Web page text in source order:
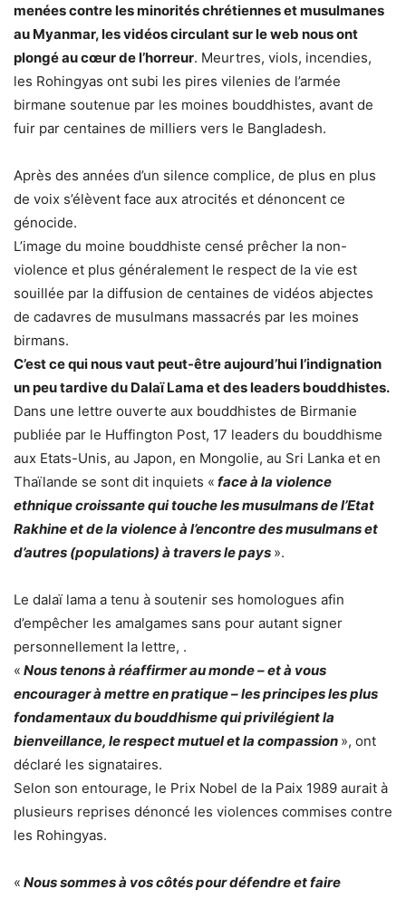
menées contre les minorités chrétiennes et musulmanes
au Myanmar, les vidéos circulant sur le web nous ont
plongé au cœur de l’horreur. Meurtres, viols, incendies,
les Rohingyas ont subi les pires vilenies de l’armée
birmane soutenue par les moines bouddhistes, avant de
fuir par centaines de milliers vers le Bangladesh.
Après des années d’un silence complice, de plus en plus
de voix s’élèvent face aux atrocités et dénoncent ce
génocide.
L’image du moine bouddhiste censé prêcher la non-
violence et plus généralement le respect de la vie est
souillée par la diffusion de centaines de vidéos abjectes
de cadavres de musulmans massacrés par les moines
birmans.
C’est ce qui nous vaut peut-être aujourd’hui l’indignation
un peu tardive du Dalaï Lama et des leaders bouddhistes.
Dans une lettre ouverte aux bouddhistes de Birmanie
publiée par le Huffington Post, 17 leaders du bouddhisme
aux Etats-Unis, au Japon, en Mongolie, au Sri Lanka et en
Thaïlande se sont dit inquiets « face à la violence
ethnique croissante qui touche les musulmans de l’Etat
Rakhine et de la violence à l’encontre des musulmans et
d’autres (populations) à travers le pays ».
Le dalaï lama a tenu à soutenir ses homologues afin
d’empêcher les amalgames sans pour autant signer
personnellement la lettre, .
« Nous tenons à réaffirmer au monde – et à vous
encourager à mettre en pratique – les principes les plus
fondamentaux du bouddhisme qui privilégient la
bienveillance, le respect mutuel et la compassion », ont
déclaré les signataires.
Selon son entourage, le Prix Nobel de la Paix 1989 aurait à
plusieurs reprises dénoncé les violences commises contre
les Rohingyas.
« Nous sommes à vos côtés pour défendre et faire